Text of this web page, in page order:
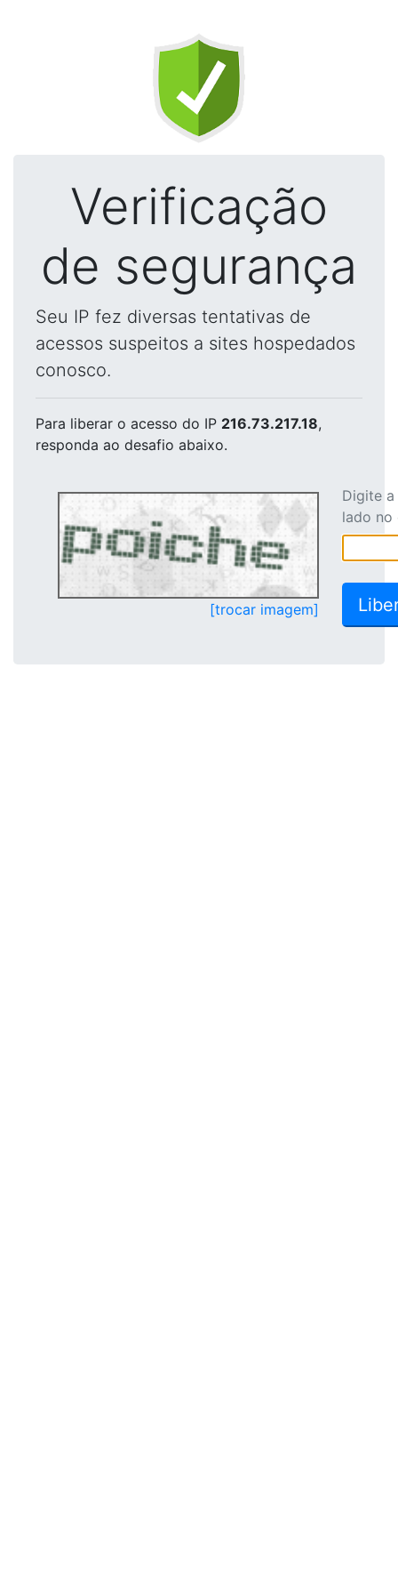
Verificação
de segurança
Seu IP fez diversas tentativas de
acessos suspeitos a sites hospedados
conosco.
Para liberar o acesso do IP 216.73.217.18,
responda ao desafio abaixo.
[trocar imagem]
Digite
lado no